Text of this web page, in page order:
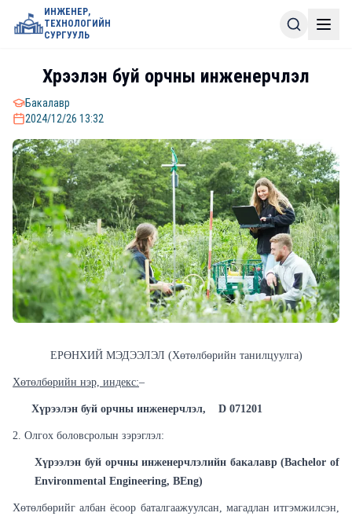
ИНЖЕНЕР,
ТЕХНОЛОГИЙН
СУРГУУЛЬ
Хүрээлэн буй орчны инженерчлэл
Бакалавр
2024/12/26 13:32
ЕРӨНХИЙ МЭДЭЭЛЭЛ (Хөтөлбөрийн танилцуулга)
Хөтөлбөрийн нэр, индекс:–
Хүрээлэн буй орчны инженерчлэл, D 071201
2. Олгох боловсролын зэрэглэл:
Хүрээлэн буй орчны инженерчлэлийн бакалавр (Bachelor of
Environmental Engineering, BEng)
Хөтөлбөрийг албан ёсоор баталгаажуулсан, магадлан итгэмжилсэн,